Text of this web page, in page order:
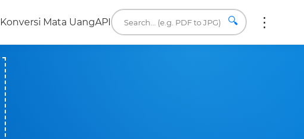
Konversi Mata UangAPI 🔍